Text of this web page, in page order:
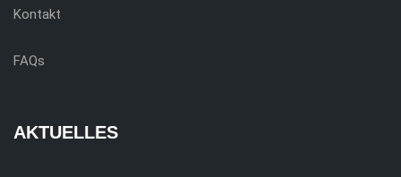
Kontakt
FAQs
AKTUELLES